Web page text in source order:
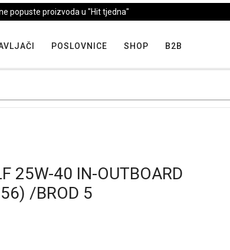
popuste proizvoda u "Hit tjedna"
POSLOVNICE SHOP B2B
25W-40 IN-OUTBOARD
/BROD 5